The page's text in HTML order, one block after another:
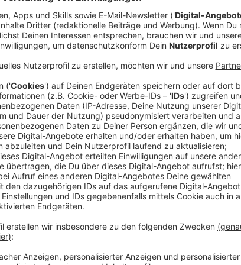
Comedy
Der Kitchen Club by Nelson
Oglio"
Anzeige
Das Rezept: "Pasta Aglio e Oglio"
Anzeige
Zutaten für die Pasta Aglio e Oglio:
500g Spaghetti
100ml extra natives Olivenöl